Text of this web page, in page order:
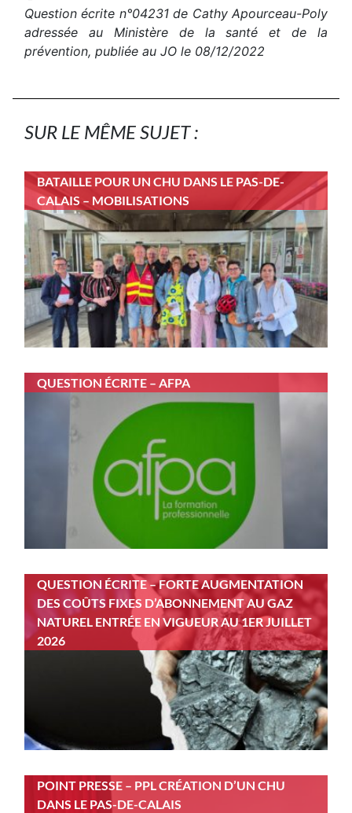
Question écrite n°04231 de Cathy Apourceau-Poly
adressée au Ministère de la santé et de la
prévention, publiée au JO le 08/12/2022
SUR LE MÊME SUJET :
BATAILLE POUR UN CHU DANS LE PAS-DE-
CALAIS – MOBILISATIONS
QUESTION ÉCRITE – AFPA
QUESTION ÉCRITE – FORTE AUGMENTATION
DES COÛTS FIXES D’ABONNEMENT AU GAZ
NATUREL ENTRÉE EN VIGUEUR AU 1ER JUILLET
2026
POINT PRESSE – PPL CRÉATION D’UN CHU
DANS LE PAS-DE-CALAIS